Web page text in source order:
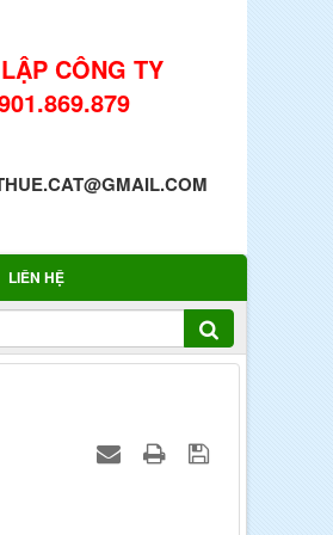
CÔNG TY
LIÊN HỆ